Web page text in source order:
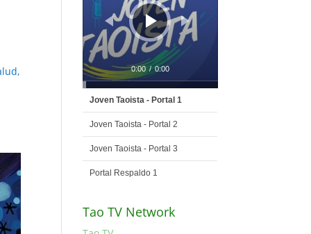
0:00 / 0:00
Joven Taoista - Portal 1
Joven Taoista - Portal 2
Joven Taoista - Portal 3
Portal Respaldo 1
Tao TV Network